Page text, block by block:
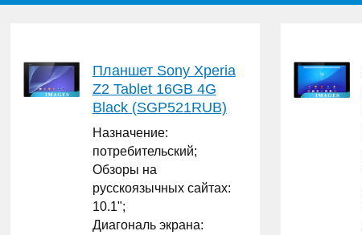
Планшет Sony Xperia
Z2 Tablet 16GB 4G
Black (SGP521RUB)
Назначение:
потребительский;
Обзоры на
русскоязычных сайтах:
10.1";
Диагональ экрана: